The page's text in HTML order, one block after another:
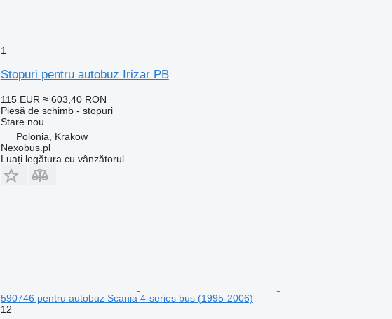
1
Stopuri pentru autobuz Irizar PB
115 EUR ≈ 603,40 RON
Piesă de schimb - stopuri
Starenou
Polonia, Krakow
Nexobus.pl
Luați legătura cu vânzătorul
590746 pentru autobuz Scania 4-series bus (1995-2006)
12